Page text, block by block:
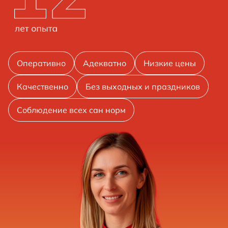
Оперативно Адекватно Низкие цены
Качественно Без выходных и праздников
Соблюдение всех сан норм